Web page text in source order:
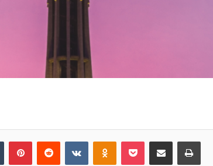
Tumblr PinterestReddit VKontakteOdnoklassniki
Pocket Share via Email Print